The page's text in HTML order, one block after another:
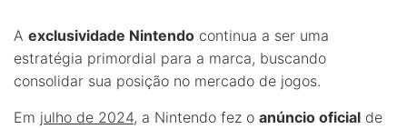
A exclusividade Nintendo continua a ser uma
estratégia primordial para a marca, buscando
consolidar sua posição no mercado de jogos.
Em julho de 2024, a Nintendo fez o anúncio oficial de